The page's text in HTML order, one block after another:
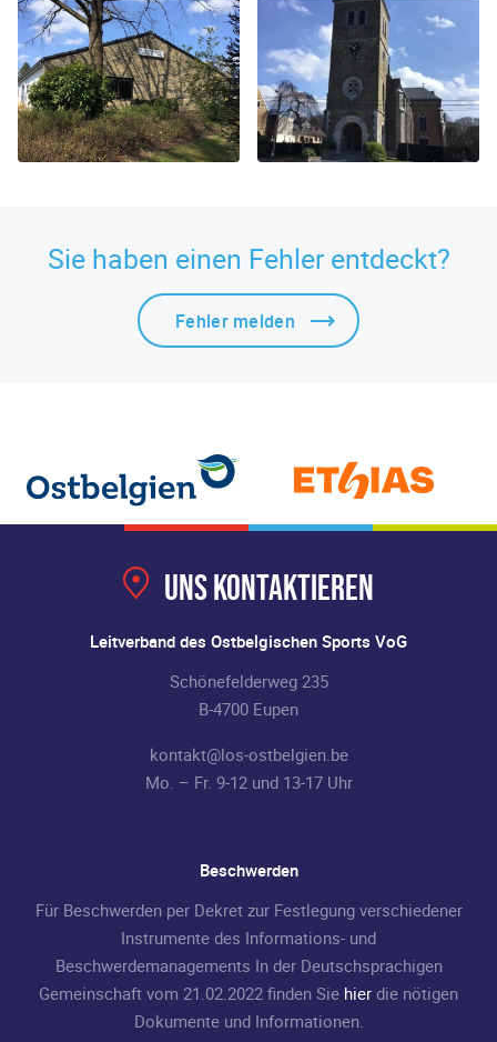
Sie haben einen Fehler entdeckt?
Fehler melden
Uns kontaktieren
Leitverband des Ostbelgischen Sports VoG
Schönefelderweg 235
B-4700 Eupen
kontakt@los-ostbelgien.be
Mo. – Fr. 9-12 und 13-17 Uhr
Beschwerden
Für Beschwerden per Dekret zur Festlegung verschiedener
Instrumente des Informations- und
Beschwerdemanagements In der Deutschsprachigen
Gemeinschaft vom 21.02.2022 finden Sie hier die nötigen
Dokumente und Informationen.